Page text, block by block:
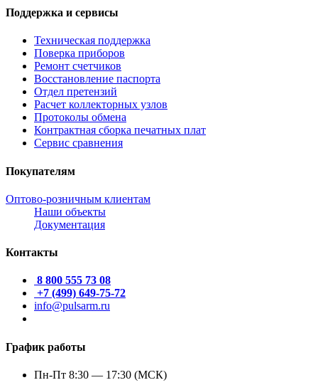
Поддержка и сервисы
Техническая поддержка
Поверка приборов
Ремонт счетчиков
Восстановление паспорта
Отдел претензий
Расчет коллекторных узлов
Протоколы обмена
Контрактная сборка печатных плат
Сервис сравнения
Покупателям
Оптово-розничным клиентам
Наши объекты
Документация
Контакты
8 800 555 73 08
+7 (499) 649-75-72
info@pulsarm.ru
График работы
Пн-Пт 8:30 — 17:30 (МСК)